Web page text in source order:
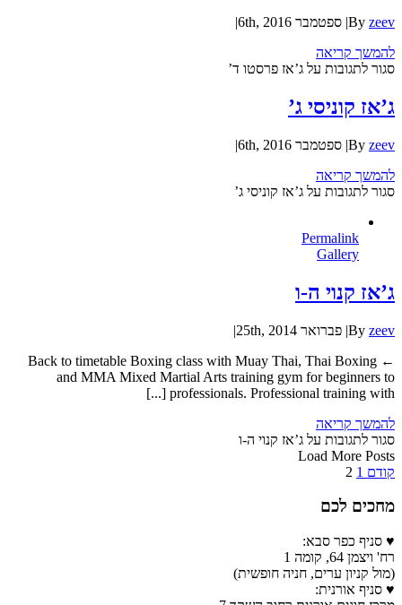
By zeev
| ספטמבר 6th, 2016
|
להמשך קריאה
סגור לתגובות על ג’אז פרסטו ד’
ג’אז קוניסי ג’
By zeev
| ספטמבר 6th, 2016
|
להמשך קריאה
סגור לתגובות על ג’אז קוניסי ג’
Permalink
Gallery
ג’אז קנוי ה-ו
By zeev
| פברואר 25th, 2014
|
← Back to timetable Boxing class with Muay Thai, Thai Boxing
and MMA Mixed Martial Arts training gym for beginners to
professionals. Professional training with [...]
להמשך קריאה
סגור לתגובות על ג’אז קנוי ה-ו
Load More Posts
קודם 1
2
מחכים לכם
♥ סניף כפר סבא:
רח' ויצמן 64, קומה 1
(מול קניון ערים, חניה חופשית)
♥ סניף אורנית: